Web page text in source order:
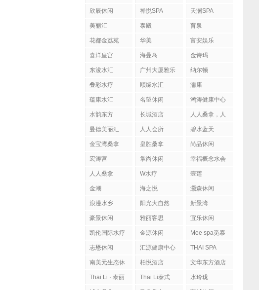
欣辰休闲 禅悦SPA 天澜SPA
美丽汇 泰殿 育泉
花都金荔苑 华美 富安娱乐
喜洋皇宫 海曼岛 金诗玛
东浚水汇
广州大厦雅乐
纳尔顿
叠彩水疗 顺缘水汇 濡康
蕴康水汇 名望休闲 鸿涛健康中心
水韵东方 长城酒店
人人桑拿，人
曼德美丽汇 人人会所 碧水蓝天
金宝湾桑拿 皇胜桑拿 尚品休闲
宏涛宫 掌尚休闲 幸福概念水会
人人桑拿 W水疗 壹莲
金潮 海之悦 灏森休闲
浪漫水乡 阳光大自然 新景湾
豪景休闲 雅丽客思 宜乐休闲
凯伦国际水疗 金源休闲
Mee spa觅泰
志懋休闲 汇源健康中心 THAI SPA
南美元生态休
柏悦酒店 文华东方酒店
Thai Li · 泰丽
Thai Li泰式
水玲珑